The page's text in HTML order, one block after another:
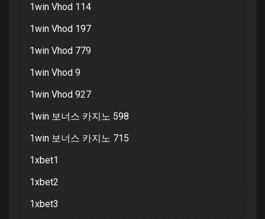
1win Vhod 114
1win Vhod 197
1win Vhod 779
1win Vhod 9
1win Vhod 927
1win 보너스 카지노 598
1win 보너스 카지노 715
1xbet1
1xbet2
1xbet3